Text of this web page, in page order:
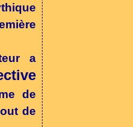
a
de
de